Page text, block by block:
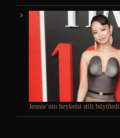
Jennie’nin heykelsi stili büyüledi